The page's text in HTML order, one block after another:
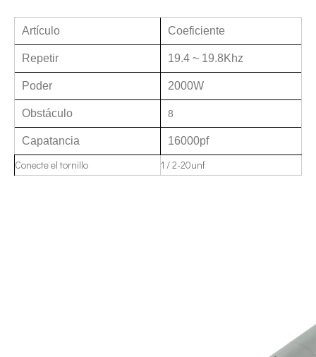
Tecnología de esterilización e inactivación ultrasónica
Actualmente, la investigación sobre la extracción de antioxidantes
Artículo Coeficiente
Repetir 19.4 ~ 19.8Khz
Poder 2000W
Obstáculo 8
Capatancia 16000pf
Conecte el tornillo 1 / 2-20unf